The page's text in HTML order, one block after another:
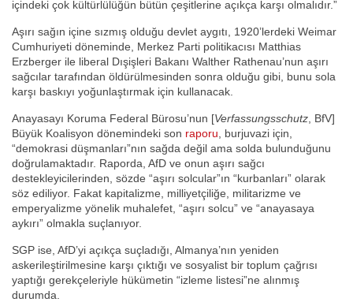
içindeki çok kültürlülüğün bütün çeşitlerine açıkça karşı olmalıdır.”
Aşırı sağın içine sızmış olduğu devlet aygıtı, 1920’lerdeki Weimar
Cumhuriyeti döneminde, Merkez Parti politikacısı Matthias
Erzberger ile liberal Dışişleri Bakanı Walther Rathenau’nun aşırı
sağcılar tarafından öldürülmesinden sonra olduğu gibi, bunu sola
karşı baskıyı yoğunlaştırmak için kullanacak.
Anayasayı Koruma Federal Bürosu’nun [Verfassungsschutz , BfV]
Büyük Koalisyon dönemindeki son raporu , burjuvazi için,
“demokrasi düşmanları”nın sağda değil ama solda bulunduğunu
doğrulamaktadır. Raporda, AfD ve onun aşırı sağcı
destekleyicilerinden, sözde “aşırı solcular”ın “kurbanları” olarak
söz ediliyor. Fakat kapitalizme, milliyetçiliğe, militarizme ve
emperyalizme yönelik muhalefet, “aşırı solcu” ve “anayasaya
aykırı” olmakla suçlanıyor.
SGP ise, AfD’yi açıkça suçladığı, Almanya’nın yeniden
askerileştirilmesine karşı çıktığı ve sosyalist bir toplum çağrısı
yaptığı gerekçeleriyle hükümetin “izleme listesi”ne alınmış
durumda.